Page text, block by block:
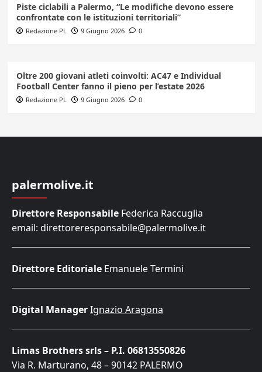
Piste ciclabili a Palermo, “Le modifiche devono essere
confrontate con le istituzioni territoriali”
Redazione PL 9 Giugno 2026 0
Oltre 200 giovani atleti coinvolti: AC47 e Individual
Football Center fanno il pieno per l’estate 2026
Redazione PL 9 Giugno 2026 0
palermolive.it
Direttore Responsabile Federica Raccuglia
email: direttoreresponsabile@palermolive.it
Direttore Editoriale Emanuele Termini
Digital ManagerIgnazio Aragona
Limas Brothers srls – P.I. 06813550826
Via R. Marturano, 48 – 90142 PALERMO